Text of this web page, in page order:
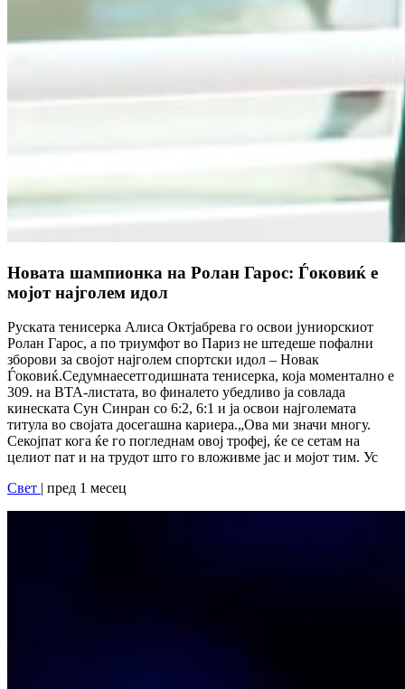
Новата шампионка на Ролан Гарос: Ѓоковиќ е
мојот најголем идол
Руската тенисерка Алиса Октјабрева го освои јуниорскиот
Ролан Гарос, а по триумфот во Париз не штедеше пофални
зборови за својот најголем спортски идол – Новак
Ѓоковиќ.Седумнаесетгодишната тенисерка, која моментално е
309. на ВТА-листата, во финалето убедливо ја совлада
кинеската Сун Синран со 6:2, 6:1 и ја освои најголемата
титула во својата досегашна кариера.„Ова ми значи многу.
Секојпат кога ќе го погледнам овој трофеј, ќе се сетам на
целиот пат и на трудот што го вложивме јас и мојот тим. Ус
Свет | пред 1 месец